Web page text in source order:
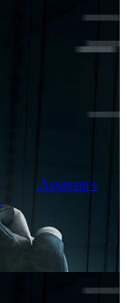
Assassin's